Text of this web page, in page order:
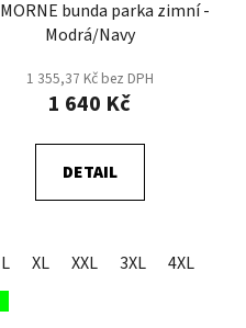
bunda parka zimní -
Modrá/Navy
1 355,37 Kč bez DPH
1 640 Kč
DETAIL
L XL XXL 3XL 4XL